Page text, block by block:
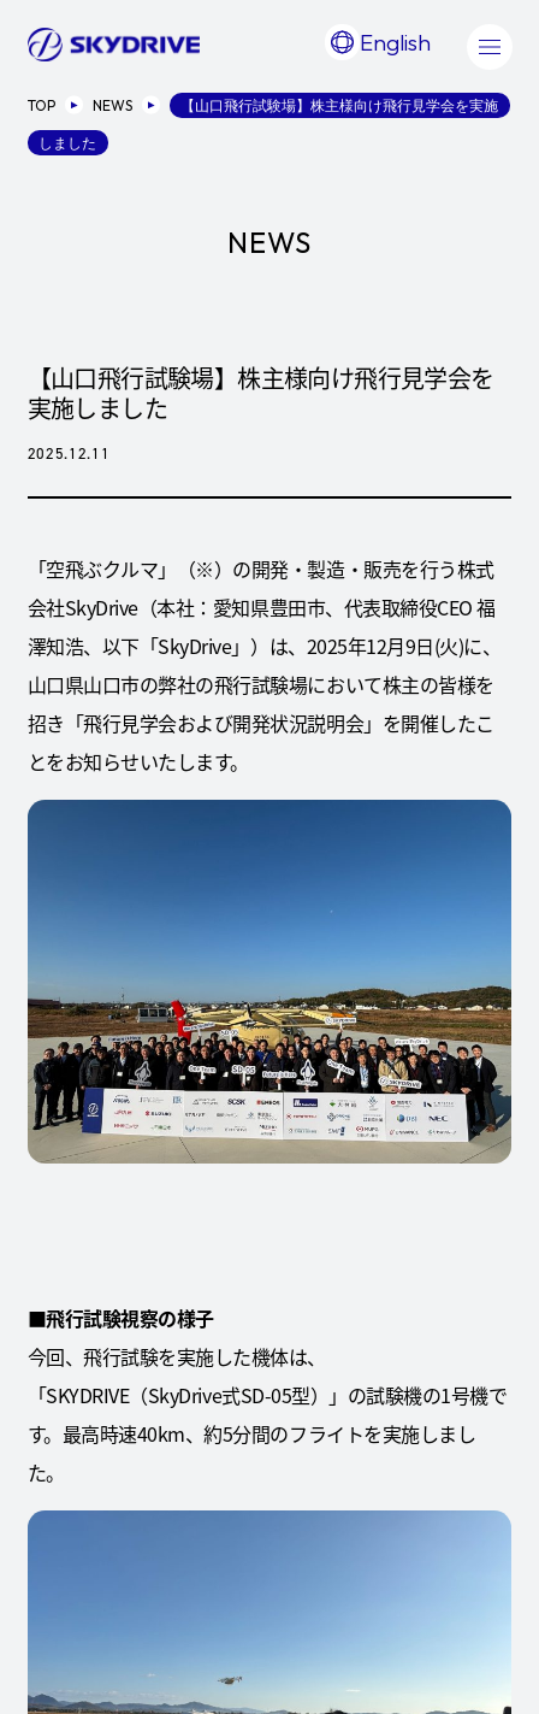
English
TOP NEWS 【山口飛行試験場】株主様向け飛行見学会を実施
しました
NEWS
【山口飛行試験場】株主様向け飛行見学会を
実施しました
2025.12.11
「空飛ぶクルマ」（※）の開発・製造・販売を行う株式
会社SkyDrive（本社：愛知県豊田市、代表取締役CEO 福
澤知浩、以下「SkyDrive」）は、2025年12月9日(火)に、
山口県山口市の弊社の飛行試験場において株主の皆様を
招き「飛行見学会および開発状況説明会」を開催したこ
とをお知らせいたします。
■飛行試験視察の様子
今回、飛行試験を実施した機体は、
「SKYDRIVE（SkyDrive式SD-05型）」の試験機の1号機で
す。最高時速40km、約5分間のフライトを実施しまし
た。